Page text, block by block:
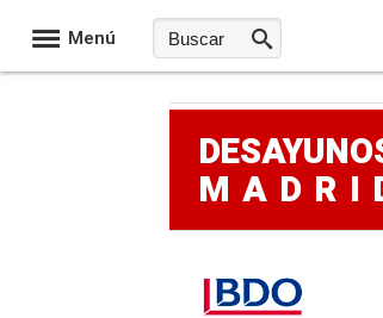
Menú